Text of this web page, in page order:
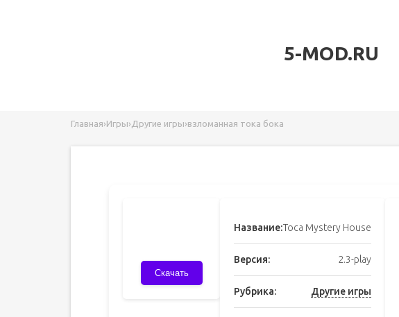
5-MOD.RU
Главная›Игры› Другие игры›взломанная тока бока
Скачать
Название:Toca Mystery House
Версия: 2.3-play
Рубрика: Другие игры